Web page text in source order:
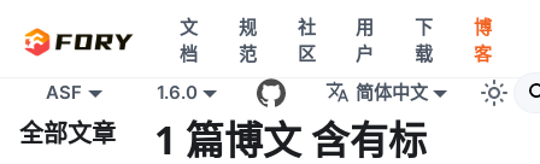
文
档
规
范
社
区
用
户
下
载
博
客
ASF
1.6.0 简体中文
全部文章
1 篇博文 含有标